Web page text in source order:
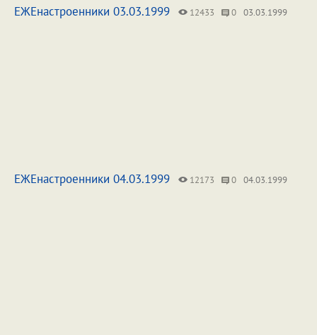
ЕЖЕнастроенники 03.03.1999 12433 0 03.03.1999
ЕЖЕнастроенники 04.03.1999 12173 0 04.03.1999